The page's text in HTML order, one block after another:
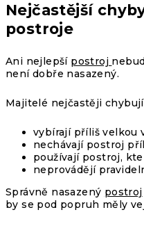
Nejčastější
postroje
Ani nejlepší postroj
není dobře nasazený.
Majitelé nejčastěji chybují
vybírají příliš velkou
nechávají postroj
používají postroj,
neprovádějí
Správně nasazený postroj
by se pod popruh měly